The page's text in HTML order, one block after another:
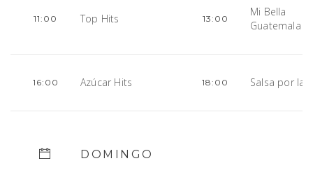
11:00 Top Hits 13:00
Mi Bella
Guatemala
16:00 Azúcar Hits 18:00 Salsa por la
DOMINGO